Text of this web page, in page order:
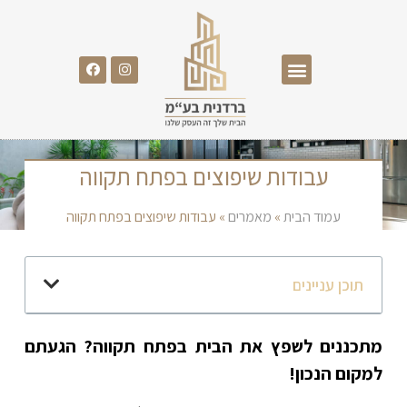
עבודות שיפוצים בפתח תקווה
עמוד הבית» מאמרים » עבודות שיפוצים בפתח תקווה
תוכן עניינים
מתכננים לשפץ את הבית בפתח תקווה? הגעתם
למקום הנכון!